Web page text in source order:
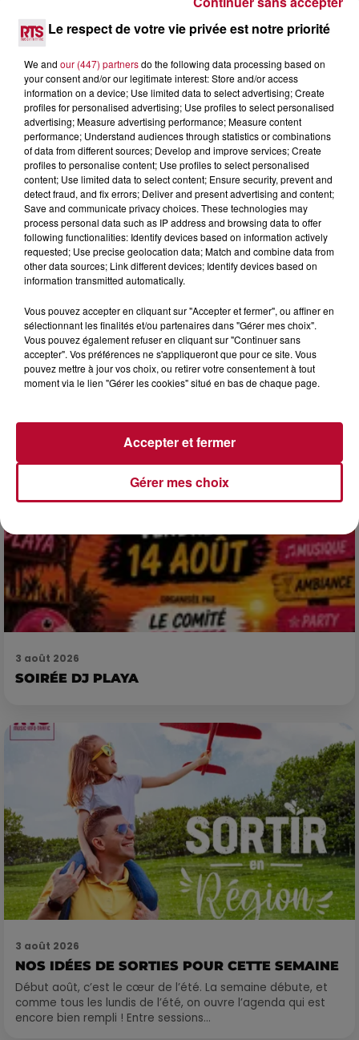
4 août 2026
FÊTE DE LA POLYNÉSIE À VILLEVEYRAC
4 août 2026
HÉRAULT, PYRÉNÉES-ORIENTALES : TROIS
SPOTS DE SNORKELING À EXPLORER...
Pas besoin de bouteilles de plongée lourdes ni de diplômes
complexes pour observer la vie sous-marine. Cet été, un
3 août 2026
SOIRÉE DJ PLAYA
3 août 2026
NOS IDÉES DE SORTIES POUR CETTE SEMAINE
Début août, c’est le cœur de l’été. La semaine débute, et
comme tous les lundis de l’été, on ouvre l’agenda qui est
encore bien rempli ! Entre sessions...
Le respect de votre vie privée est notre priorité
We and our (447) partnersdo the following data processing based on
your consent and/or our legitimate interest: Store and/or access
information on a device; Use limited data to select advertising; Create
profiles for personalised advertising; Use profiles to select personalised
advertising; Measure advertising performance; Measure content
performance; Understand audiences through statistics or combinations
of data from different sources; Develop and improve services; Create
profiles to personalise content; Use profiles to select personalised
content; Use limited data to select content; Ensure security, prevent and
detect fraud, and fix errors; Deliver and present advertising and content;
Save and communicate privacy choices. These technologies may
process personal data such as IP address and browsing data to offer
following functionalities: Identify devices based on information actively
requested; Use precise geolocation data; Match and combine data from
other data sources; Link different devices; Identify devices based on
information transmitted automatically.
Vous pouvez accepter en cliquant sur "Accepter et fermer", ou affiner en
sélectionnant les finalités et/ou partenaires dans "Gérer mes choix".
Vous pouvez également refuser en cliquant sur "Continuer sans
accepter". Vos préférences ne s'appliqueront que pour ce site. Vous
pouvez mettre à jour vos choix, ou retirer votre consentement à tout
moment via le lien "Gérer les cookies" situé en bas de chaque page.
Gérer mes choix
Accepter et fermer